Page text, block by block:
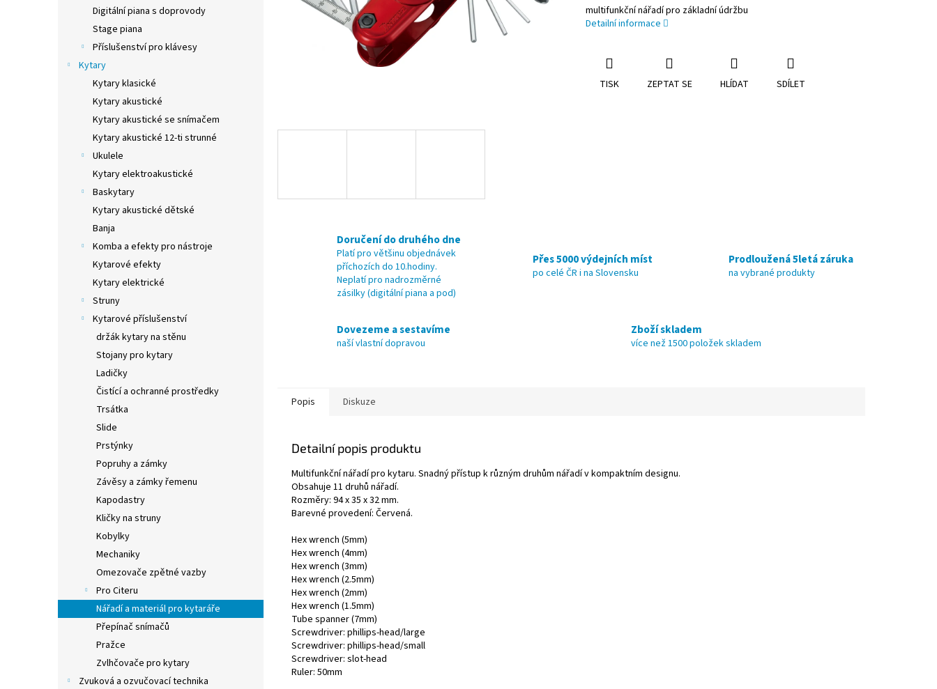
Digitální piana s doprovody
Stage piana
Příslušenství pro klávesy
Kytary
Kytary klasické
Kytary akustické
Kytary akustické se snímačem
Kytary akustické 12-ti strunné
Ukulele
Kytary elektroakustické
Baskytary
Kytary akustické dětské
Banja
Komba a efekty pro nástroje
Kytarové efekty
Kytary elektrické
Struny
Kytarové příslušenství
držák kytary na stěnu
Stojany pro kytary
Ladičky
Čistící a ochranné prostředky
Trsátka
Slide
Prstýnky
Popruhy a zámky
Závěsy a zámky řemenu
Kapodastry
Kličky na struny
Kobylky
Mechaniky
Omezovače zpětné vazby
Pro Citeru
Nářadí a materiál pro kytaráře
Přepínač snímačů
Pražce
Zvlhčovače pro kytary
Zvuková a ozvučovací technika
multifunkční nářadí pro základní údržbu
Detailní informace
TISK ZEPTAT SE HLÍDAT SDÍLET
Doručení do druhého dne
Platí pro většinu objednávek
příchozích do 10.hodiny.
Neplatí pro nadrozměrné
zásilky (digitální piana a pod)
Přes 5000 výdejních míst
po celé ČR i na Slovensku
Prodloužená 5letá záruka
na vybrané produkty
Dovezeme a sestavíme
naší vlastní dopravou
Zboží skladem
více než 1500 položek skladem
Popis Diskuze
Detailní popis produktu
Multifunkční nářadí pro kytaru. Snadný přístup k různým druhům nářadí v kompaktním designu.
Obsahuje 11 druhů nářadí.
Rozměry: 94 x 35 x 32 mm.
Barevné provedení: Červená.
Hex wrench (5mm)
Hex wrench (4mm)
Hex wrench (3mm)
Hex wrench (2.5mm)
Hex wrench (2mm)
Hex wrench (1.5mm)
Tube spanner (7mm)
Screwdriver: phillips-head/large
Screwdriver: phillips-head/small
Screwdriver: slot-head
Ruler: 50mm